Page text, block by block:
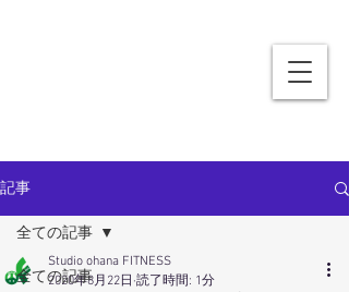
記事
全ての記事
全ての記事
Studio ohana FITNESS
2020年8月22日 読了時間: 1分